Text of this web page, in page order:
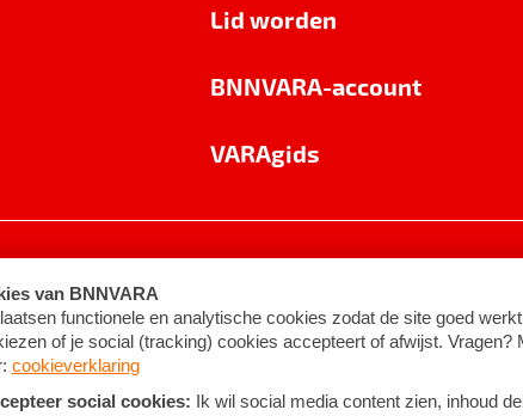
Lid worden
BNNVARA-account
VARAgids
Algemene voorwaarden ©2026BNNVARA